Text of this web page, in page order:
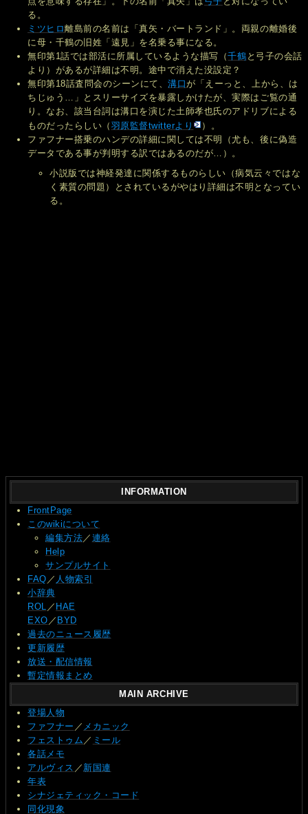
る。
ミツヒロ離島前の名前は「真矢・バートランド」。両親の離婚後
に母・千鶴の旧姓「遠見」を名乗る事になる。
無印第1話では部活に所属しているような描写（千鶴 と弓子の会話
より）があるが詳細は不明。途中で消えた没設定？
無印第18話査問会のシーンにて、溝口が「えーっと、上から、は
ちじゅう…」とスリーサイズを暴露しかけたが、実際はご覧の通
り。なお、該当台詞は溝口を演じた土師孝也氏のアドリブによる
ものだったらしい（ 羽原監督twitterより
）。
ファフナー搭乗のハンデの詳細に関しては不明（尤も、後に偽造
データである事が判明する訳ではあるのだが…）。
小説版では神経発達に関係するものらしい（病気云々ではな
く素質の問題）とされているがやはり詳細は不明となってい
る。
INFORMATION
FrontPage
このwikiについて
編集方法／ 連絡
Help
サンプルサイト
FAQ ／ 人物索引
小辞典
ROL ／ HAE
EXO ／ BYD
過去のニュース履歴
更新履歴
放送・配信情報
暫定情報まとめ
MAIN ARCHIVE
登場人物
ファフナー ／ メカニック
フェストゥム ／ ミール
各話メモ
アルヴィス ／ 新国連
年表
シナジェティック・コード
同化現象